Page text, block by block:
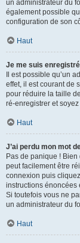
un administrateur du
également possible
configuration de son
Haut
Je me suis
Il est possible qu’un
effet, il est courant de
pour réduire la taille
ré-enregistrer et
Haut
J’ai perdu mon mot
Pas de panique !
peut facilement être
connexion puis
instructions énoncées
Si toutefois vous ne
un administrateur du
Haut